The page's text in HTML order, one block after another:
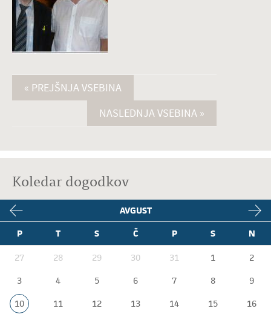
« PREJŠNJA VSEBINA
NASLEDNJA VSEBINA »
Koledar dogodkov
AVGUST
P
T S Č P S N
27 28 29 30 31 1
2
3
4 5 6 7 8
9
10
11 12 13 14 15
16